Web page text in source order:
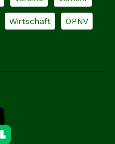
Wirtschaft ÖPNV